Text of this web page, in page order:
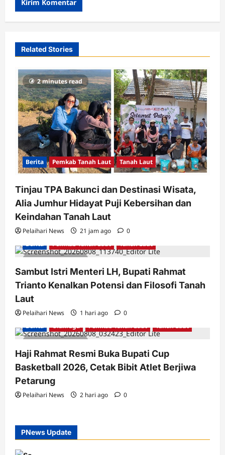
Related Stories
2 minutes read
Berita Pemkab Tanah Laut Tanah Laut
Tinjau TPA Bakunci dan Destinasi Wisata,
Alia Jumhur Hidayat Puji Kebersihan dan
Keindahan Tanah Laut
Pelaihari News 21 jam ago 0
2 minutes read
Berita Pemkab Tanah Laut Tanah Laut
Sambut Istri Menteri LH, Bupati Rahmat
Trianto Kenalkan Potensi dan Filosofi Tanah
Laut
Pelaihari News 1 hari ago 0
2 minutes read
Berita Olahraga Pemkab Tanah Laut Tanah Laut
Haji Rahmat Resmi Buka Bupati Cup
Basketball 2026, Cetak Bibit Atlet Berjiwa
Petarung
Pelaihari News 2 hari ago 0
PNews Update